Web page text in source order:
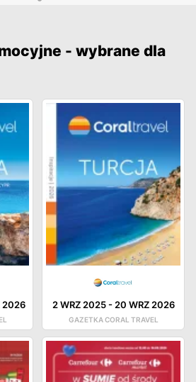
- wybrane dla
2026 2 WRZ 2025- 20 WRZ 2026
GAZETKA CORAL TRAVEL